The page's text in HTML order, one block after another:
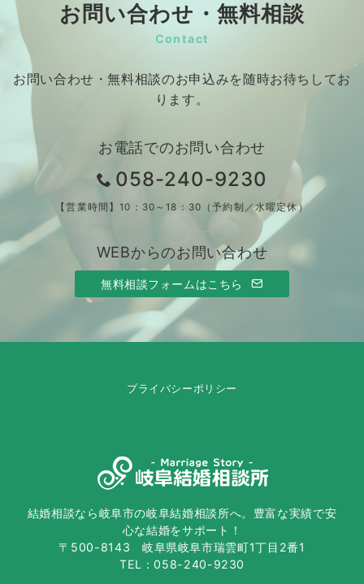
お問い合わせ・無料相談
Contact
お問い合わせ・無料相談のお申込みを随時お待ちしてお
ります。
お電話でのお問い合わせ
058-240-9230
【営業時間】10：30～18：30（予約制／水曜定休）
WEBからのお問い合わせ
無料相談フォームはこちら
プライバシーポリシー
結婚相談なら岐阜市の岐阜結婚相談所へ。豊富な実績で安
心な結婚をサポート！
〒500-8143 岐阜県岐阜市瑞雲町1丁目2番1
TEL：058-240-9230